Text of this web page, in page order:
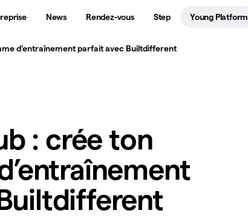
News Rendez-vous Step Young Platform
d’entraînement parfait avec Builtdifferent
: crée ton